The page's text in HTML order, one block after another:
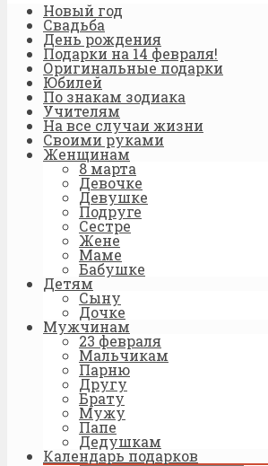
Новый год
Свадьба
День рождения
Подарки на 14 февраля!
Оригинальные подарки
Юбилей
По знакам зодиака
Учителям
На все случаи жизни
Своими руками
Женщинам
8 марта
Девочке
Девушке
Подруге
Сестре
Жене
Маме
Бабушке
Детям
Сыну
Дочке
Мужчинам
23 февраля
Мальчикам
Парню
Другу
Брату
Мужу
Папе
Дедушкам
Календарь подарков